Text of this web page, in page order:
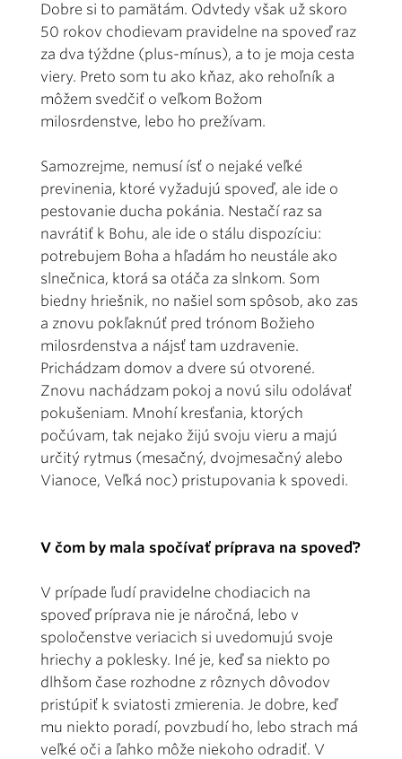
Dobre si to pamätám. Odvtedy však už skoro
50 rokov chodievam pravidelne na spoveď raz
za dva týždne (plus-mínus), a to je moja cesta
viery. Preto som tu ako kňaz, ako rehoľník a
môžem svedčiť o veľkom Božom
milosrdenstve, lebo ho prežívam.
Samozrejme, nemusí ísť o nejaké veľké
previnenia, ktoré vyžadujú spoveď, ale ide o
pestovanie ducha pokánia. Nestačí raz sa
navrátiť k Bohu, ale ide o stálu dispozíciu:
potrebujem Boha a hľadám ho neustále ako
slnečnica, ktorá sa otáča za slnkom. Som
biedny hriešnik, no našiel som spôsob, ako zas
a znovu pokľaknúť pred trónom Božieho
milosrdenstva a nájsť tam uzdravenie.
Prichádzam domov a dvere sú otvorené.
Znovu nachádzam pokoj a novú silu odolávať
pokušeniam. Mnohí kresťania, ktorých
počúvam, tak nejako žijú svoju vieru a majú
určitý rytmus (mesačný, dvojmesačný alebo
Vianoce, Veľká noc) pristupovania k spovedi.
V čom by mala spočívať príprava na spoveď?
V prípade ľudí pravidelne chodiacich na
spoveď príprava nie je náročná, lebo v
spoločenstve veriacich si uvedomujú svoje
hriechy a poklesky. Iné je, keď sa niekto po
dlhšom čase rozhodne z rôznych dôvodov
pristúpiť k sviatosti zmierenia. Je dobre, keď
mu niekto poradí, povzbudí ho, lebo strach má
veľké oči a ľahko môže niekoho odradiť. V